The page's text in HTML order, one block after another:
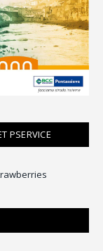
PSERVICE